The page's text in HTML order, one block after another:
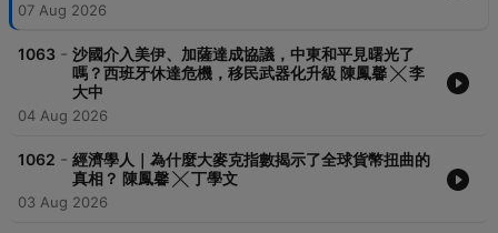
▍官網：https://thehearsaytw.wixsite.com/thehearsaypodcast
▍聯絡我們：thehearsaytw@gmail.com
Powered by
07 Aug 2026
1063 - 沙國介入美伊、加薩達成協議，中東和平見曙光了
嗎？西班牙休達危機，移民武器化升級 陳鳳馨 ╳ 李
大中
04 Aug 2026
1062 - 經濟學人｜為什麼大麥克指數揭示了全球貨幣扭曲的
真相？ 陳鳳馨 ╳ 丁學文
03 Aug 2026